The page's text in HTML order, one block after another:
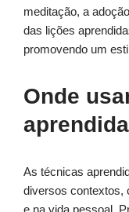
meditação, a
das lições
promovendo um
Onde
As técnicas
diversos contextos,
e na vida pessoal.